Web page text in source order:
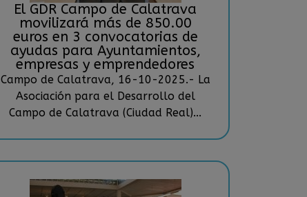
El GDR Campo de Calatrava
movilizará más de 850.00
euros en 3 convocatorias de
ayudas para Ayuntamientos,
empresas y emprendedores
Campo de Calatrava, 16-10-2025.- La
Asociación para el Desarrollo del
Campo de Calatrava (Ciudad Real)...